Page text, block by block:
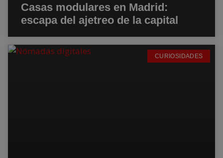
Casas modulares en Madrid:
escapa del ajetreo de la capital
CURIOSIDADES